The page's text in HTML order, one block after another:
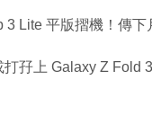
3 Lite 平版摺機！傳
孖上 Galaxy Z Fold